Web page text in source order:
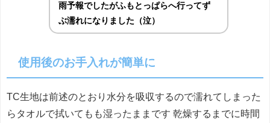
雨予報でしたがふもとっぱらへ行ってず
ぶ濡れになりました（泣）
使用後のお手入れが簡単に
TC生地は前述のとおり水分を吸収するので濡れてしまった
らタオルで拭いてもも湿ったままです 乾燥するまでに時間